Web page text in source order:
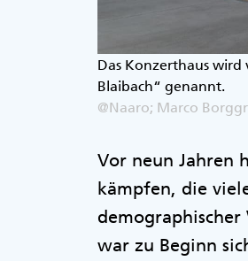
Das Konzerthaus
Blaibach“ genannt.
@Naaro; Marco
Vor neun Jahren
kämpfen, die
war zu Beginn